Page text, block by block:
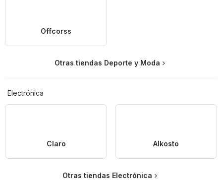
Offcorss
Otras tiendas Deporte y Moda
Electrónica
Claro Alkosto
Otras tiendas Electrónica